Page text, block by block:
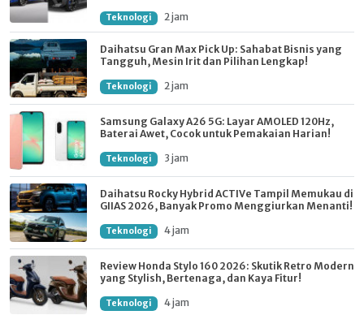
Teknologi 2 jam
Daihatsu Gran Max Pick Up: Sahabat Bisnis yang
Tangguh, Mesin Irit dan Pilihan Lengkap!
Teknologi 2 jam
Samsung Galaxy A26 5G: Layar AMOLED 120Hz,
Baterai Awet, Cocok untuk Pemakaian Harian!
Teknologi 3 jam
Daihatsu Rocky Hybrid ACTIVe Tampil Memukau di
GIIAS 2026, Banyak Promo Menggiurkan Menanti!
Teknologi 4 jam
Review Honda Stylo 160 2026: Skutik Retro Modern
yang Stylish, Bertenaga, dan Kaya Fitur!
Teknologi 4 jam